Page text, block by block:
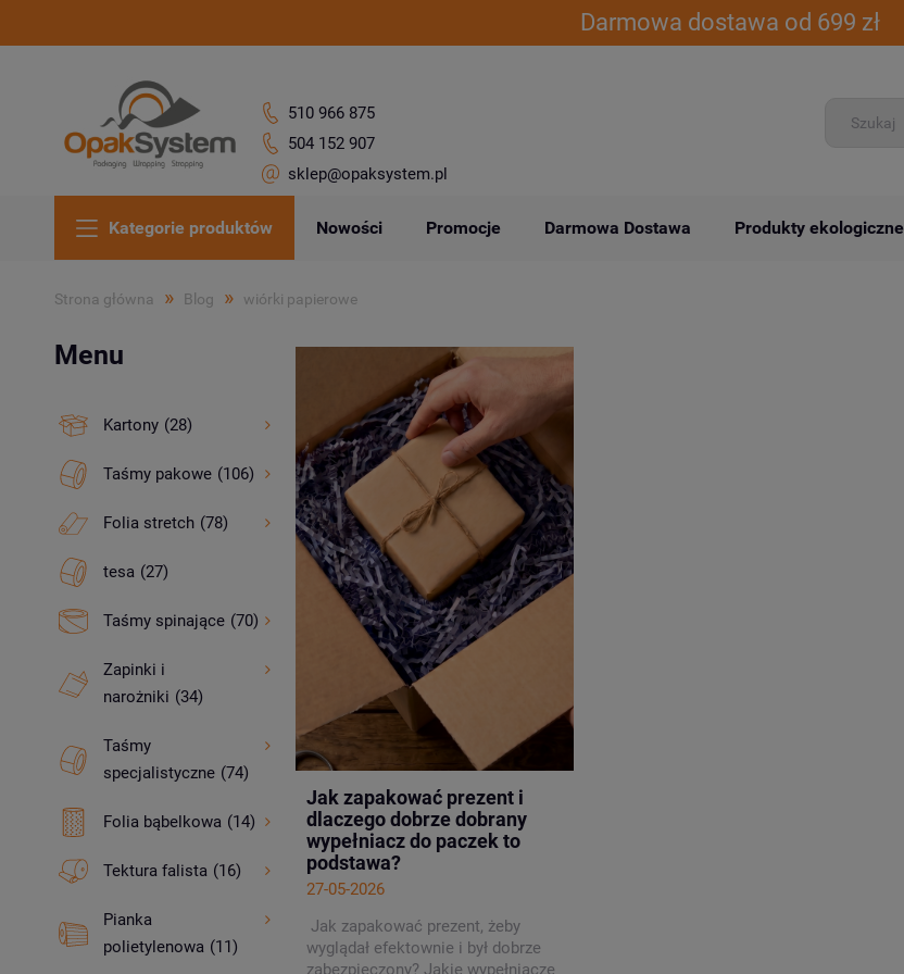
Darmowa dostawa od 699 zł
510 966 875
504 152 907
sklep@opaksystem.pl
Kategorie produktów Nowości Promocje Darmowa Dostawa Produkty ekologiczne
Strona główna » Blog » wiórki papierowe
Menu
Kartony (28)
Taśmy pakowe (106)
Folia stretch (78)
tesa (27)
Taśmy spinające (70)
Zapinki i
narożniki (34)
Taśmy
specjalistyczne (74)
Folia bąbelkowa (14)
Tektura falista (16)
Pianka
polietylenowa (11)
Jak zapakować prezent i
dlaczego dobrze dobrany
wypełniacz do paczek to
podstawa?
27-05-2026
Jak zapakować prezent, żeby
wyglądał efektownie i był dobrze
zabezpieczony? Jakie wypełniacze